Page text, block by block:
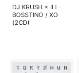
DJ KRUSH × ILL-
BOSSTINO / XO
(2CD)